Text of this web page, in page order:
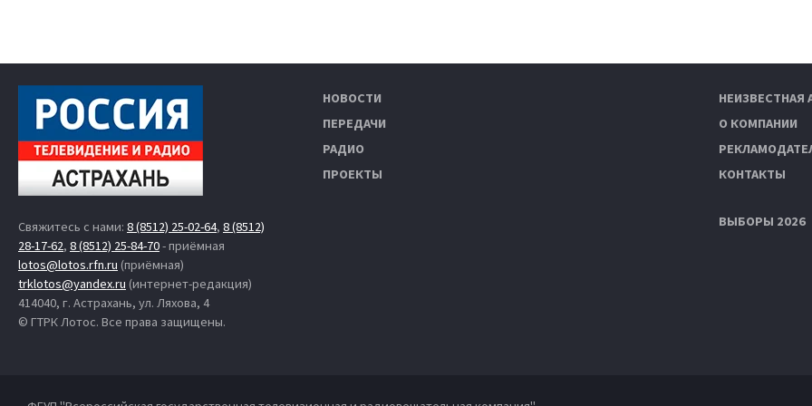
Свяжитесь с нами: 8 (8512) 25-02-64, 8 (8512)
28-17-62, 8 (8512) 25-84-70- приёмная
lotos@lotos.rfn.ru (приёмная)
trklotos@yandex.ru (интернет-редакция)
414040, г. Астрахань, ул. Ляхова, 4
© ГТРК Лотос. Все права защищены.
НОВОСТИ
ПЕРЕДАЧИ
РАДИО
ПРОЕКТЫ
НЕИЗВЕСТНАЯ
О КОМПАНИИ
КОНТАКТЫ
ВЫБОРЫ 2026